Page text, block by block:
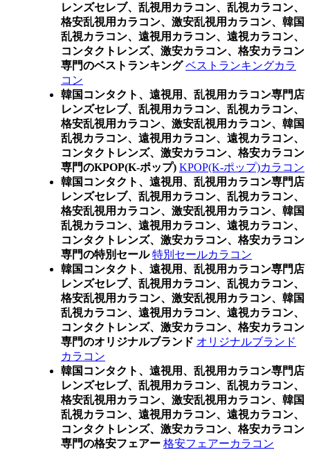
レンズセレブ、乱視用カラコン、乱視カラコン、
格安乱視用カラコン、激安乱視用カラコン、韓国
乱視カラコン、遠視用カラコン、遠視カラコン、
コンタクトレンズ、激安カラコン、格安カラコン
専門のベストランキング ベストランキングカラ
コン
韓国コンタクト、遠視用、乱視用カラコン専門店
レンズセレブ、乱視用カラコン、乱視カラコン、
格安乱視用カラコン、激安乱視用カラコン、韓国
乱視カラコン、遠視用カラコン、遠視カラコン、
コンタクトレンズ、激安カラコン、格安カラコン
専門のKPOP(K-ポップ) KPOP(K-ポップ)カラコン
韓国コンタクト、遠視用、乱視用カラコン専門店
レンズセレブ、乱視用カラコン、乱視カラコン、
格安乱視用カラコン、激安乱視用カラコン、韓国
乱視カラコン、遠視用カラコン、遠視カラコン、
コンタクトレンズ、激安カラコン、格安カラコン
専門の特別セール 特別セールカラコン
韓国コンタクト、遠視用、乱視用カラコン専門店
レンズセレブ、乱視用カラコン、乱視カラコン、
格安乱視用カラコン、激安乱視用カラコン、韓国
乱視カラコン、遠視用カラコン、遠視カラコン、
コンタクトレンズ、激安カラコン、格安カラコン
専門のオリジナルブランド オリジナルブランド
カラコン
韓国コンタクト、遠視用、乱視用カラコン専門店
レンズセレブ、乱視用カラコン、乱視カラコン、
格安乱視用カラコン、激安乱視用カラコン、韓国
乱視カラコン、遠視用カラコン、遠視カラコン、
コンタクトレンズ、激安カラコン、格安カラコン
専門の格安フェアー 格安フェアーカラコン